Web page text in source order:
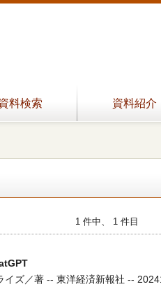
料検索 資料紹介
1 件中、 1 件目
イズ／著 -- 東洋経済新報社 --